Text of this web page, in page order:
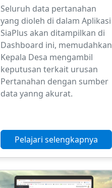
Seluruh data pertanahan
yang dioleh di dalam Aplikasi
SiaPlus akan ditampilkan di
Dashboard ini, memudahkan
Kepala Desa mengambil
keputusan terkait urusan
Pertanahan dengan sumber
data yanng akurat.
Pelajari selengkapnya